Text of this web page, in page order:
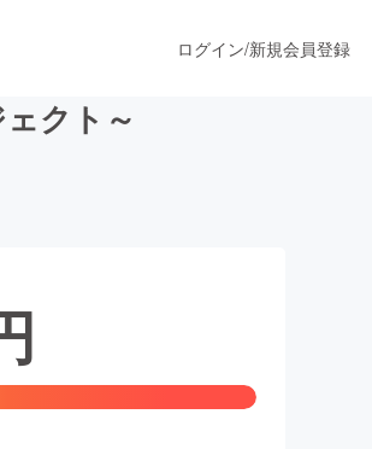
ション
ログイン/新規会員登録
クト～